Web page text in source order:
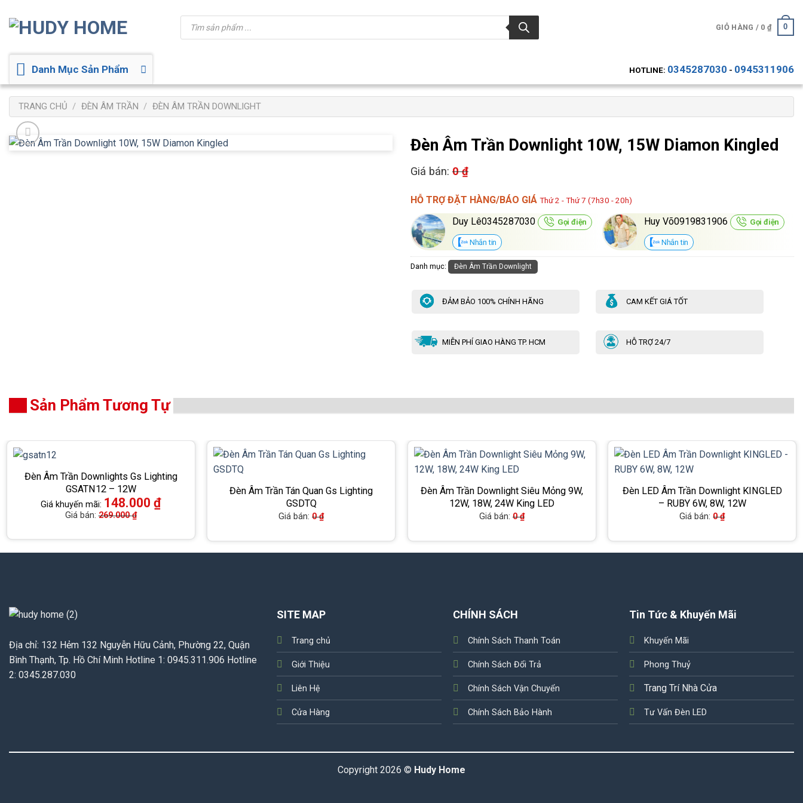
qua
dung
Tìm
kiếm
phẩm
GIỎ HÀNG / 0 ₫ 0
Danh Mục Sản Phẩm HOTLINE: 0345287030 - 0945311906
TRANG CHỦ / ĐÈN ÂM TRẦN / ĐÈN ÂM TRẦN DOWNLIGHT
Đèn Âm Trần Downlight 10W, 15W Diamon Kingled
Giá bán: 0₫
HỖ TRỢ ĐẶT HÀNG/BÁO GIÁ Thứ 2 - Thứ 7 (7h30 - 20h)
Duy Lê0345287030 Gọi điện
Nhắn tin
Huy Võ0919831906 Gọi điện
Nhắn tin
Danh mục: Đèn Âm Trần Downlight
ĐẢM BẢO 100% CHÍNH HÃNG CAM KẾT GIÁ TỐT
MIỄN PHÍ GIAO HÀNG TP. HCM HỖ TRỢ 24/7
Sản Phẩm Tương Tự
Đèn Âm Trần Downlights Gs Lighting
GSATN12 – 12W
Giá khuyến mãi: 148.000₫
Giá bán:269.000₫
Đèn Âm Trần Tán Quan Gs Lighting
GSDTQ
Giá bán:0₫
Đèn Âm Trần Downlight Siêu Mỏng 9W,
12W, 18W, 24W King LED
Giá bán:0₫
Đèn LED Âm Trần Downlight KINGLED
– RUBY 6W, 8W, 12W
Giá bán:0₫
Địa chỉ: 132 Hẻm 132 Nguyễn Hữu Cảnh, Phường 22, Quận
Bình Thạnh, Tp. Hồ Chí Minh Hotline 1: 0945.311.906 Hotline
2: 0345.287.030
SITE MAP
Trang chủ
Giới Thiệu
Liên Hệ
Cửa Hàng
CHÍNH SÁCH
Chính Sách Thanh Toán
Chính Sách Đổi Trả
Chính Sách Vận Chuyển
Chính Sách Bảo Hành
Tin Tức & Khuyến Mãi
Khuyến Mãi
Phong Thuỷ
Trang Trí Nhà Cửa
Tư Vấn Đèn LED
Copyright 2026 © Hudy Home